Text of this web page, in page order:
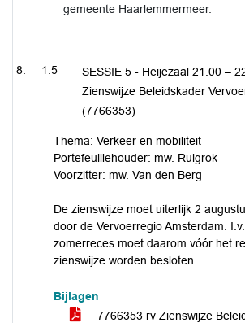
gemeente Haarlemmermeer.
1.5
SESSIE 5 - Heijezaal 21.00 –
Zienswijze Beleidskader
(7766353)
Thema: Verkeer en mobiliteit
Portefeuillehouder: mw. Ruigrok
Voorzitter: mw. Van den Berg
De zienswijze moet uiterlijk 2
door de Vervoerregio Amsterdam.
zomerreces moet daarom vóór het
zienswijze worden besloten.
Bijlagen
7766353 rv Zienswijze